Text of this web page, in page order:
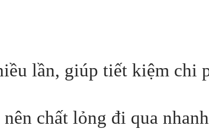
lần, giúp tiết kiệm chi
chất lỏng đi qua